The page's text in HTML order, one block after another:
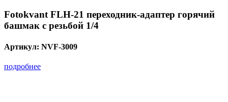
Fotokvant FLH-21 переходник-адаптер горячий
башмак с резьбой 1/4
Артикул: NVF-3009
подробнее